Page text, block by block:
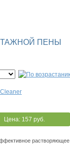
ПЕНЫ
Цена: 157 руб.
растворяющее